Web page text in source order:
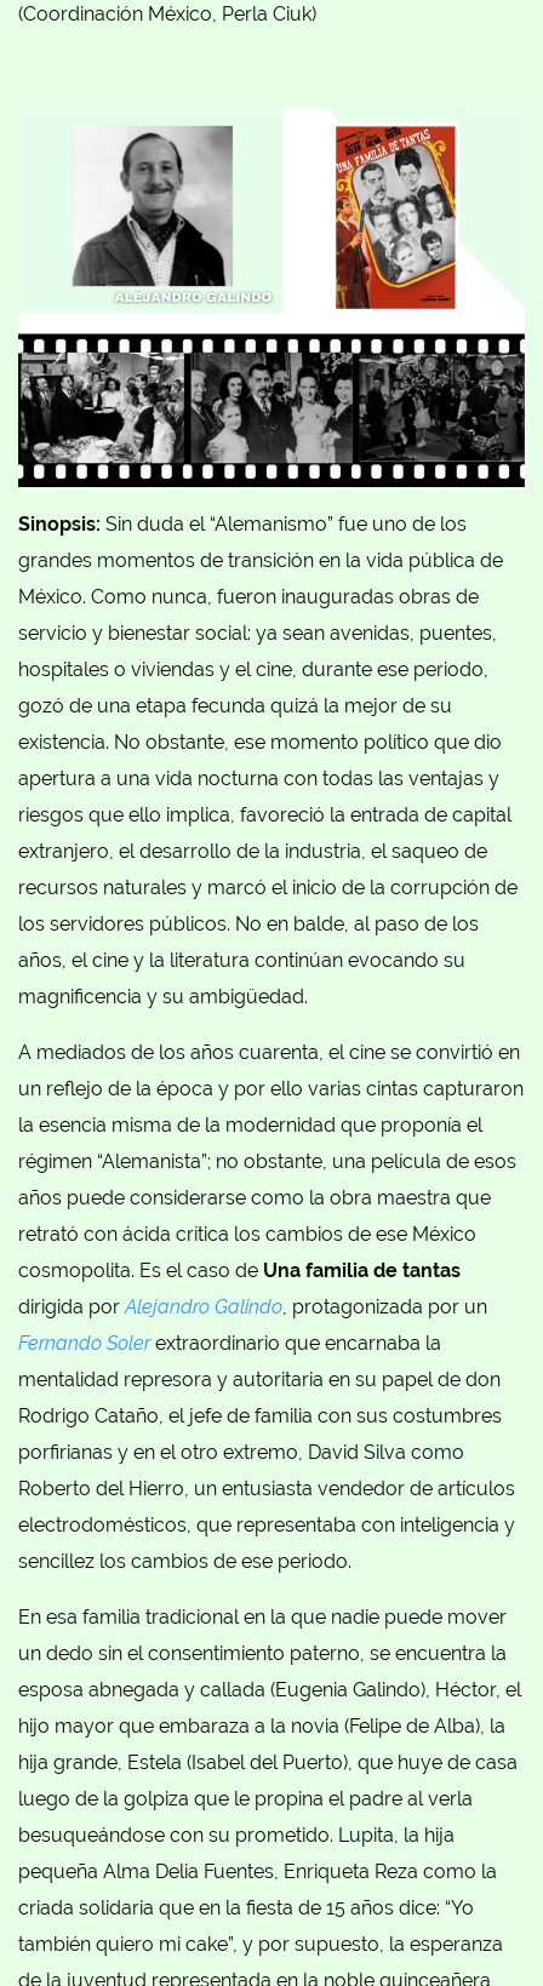
(Coordinación México, Perla Ciuk)
Sinopsis: Sin duda el “Alemanismo” fue uno de los
grandes momentos de transición en la vida pública de
México. Como nunca, fueron inauguradas obras de
servicio y bienestar social: ya sean avenidas, puentes,
hospitales o viviendas y el cine, durante ese periodo,
gozó de una etapa fecunda quizá la mejor de su
existencia. No obstante, ese momento político que dio
apertura a una vida nocturna con todas las ventajas y
riesgos que ello implica, favoreció la entrada de capital
extranjero, el desarrollo de la industria, el saqueo de
recursos naturales y marcó el inicio de la corrupción de
los servidores públicos. No en balde, al paso de los
años, el cine y la literatura continúan evocando su
magnificencia y su ambigüedad.
A mediados de los años cuarenta, el cine se convirtió en
un reflejo de la época y por ello varias cintas capturaron
la esencia misma de la modernidad que proponía el
régimen “Alemanista”; no obstante, una película de esos
años puede considerarse como la obra maestra que
retrató con ácida crítica los cambios de ese México
cosmopolita. Es el caso de Una familia de tantas
dirigida porAlejandro Galindo, protagonizada por un
Fernando Solerextraordinario que encarnaba la
mentalidad represora y autoritaria en su papel de don
Rodrigo Cataño, el jefe de familia con sus costumbres
porfirianas y en el otro extremo, David Silva como
Roberto del Hierro, un entusiasta vendedor de artículos
electrodomésticos, que representaba con inteligencia y
sencillez los cambios de ese periodo.
En esa familia tradicional en la que nadie puede mover
un dedo sin el consentimiento paterno, se encuentra la
esposa abnegada y callada (Eugenia Galindo), Héctor, el
hijo mayor que embaraza a la novia (Felipe de Alba), la
hija grande, Estela (Isabel del Puerto), que huye de casa
luego de la golpiza que le propina el padre al verla
besuqueándose con su prometido. Lupita, la hija
pequeña Alma Delia Fuentes, Enriqueta Reza como la
criada solidaria que en la fiesta de 15 años dice: “Yo
también quiero mi cake”, y por supuesto, la esperanza
de la juventud representada en la noble quinceañera